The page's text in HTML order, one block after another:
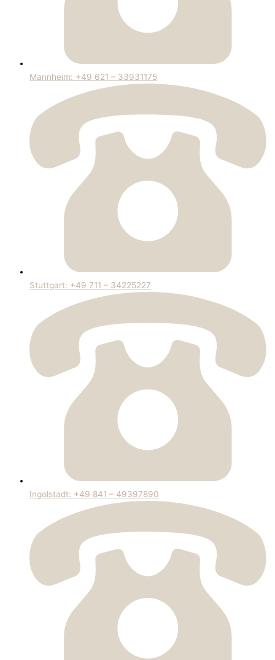
Mannheim: +49 621 – 33931175
Stuttgart: +49 711 – 34225227
Ingolstadt: +49 841 – 49397890